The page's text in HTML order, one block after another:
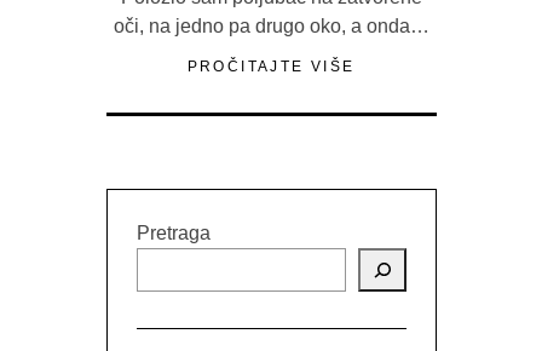
oči, na jedno pa drugo oko, a onda…
PROČITAJTE VIŠE
Pretraga